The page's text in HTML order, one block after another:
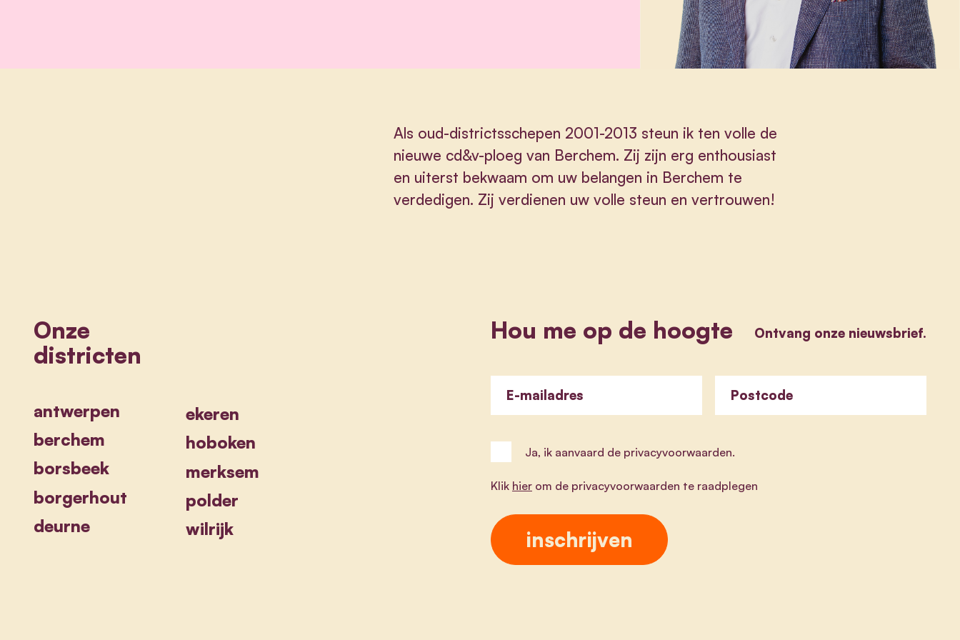
Als oud-districtsschepen 2001-2013 steun ik ten volle de
nieuwe cd&v-ploeg van Berchem. Zij zijn erg enthousiast
en uiterst bekwaam om uw belangen in Berchem te
verdedigen. Zij verdienen uw volle steun en vertrouwen!
Onze
districten
antwerpen
berchem
borsbeek
borgerhout
deurne
ekeren
hoboken
merksem
polder
wilrijk
Hou me op de hoogte Ontvang onze nieuwsbrief.
E-mailadres Postcode
Ja, ik aanvaard de privacyvoorwaarden.
Klik hierom de privacyvoorwaarden te raadplegen